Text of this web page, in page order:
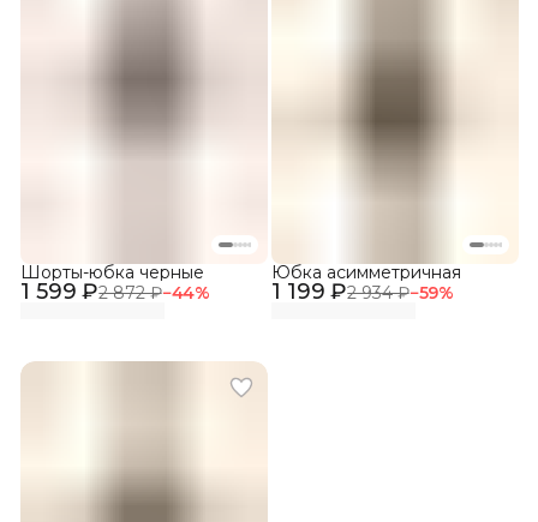
1 599 ₽2 872 ₽−44%
Шорты-юбка черные
1 199 ₽2 934 ₽−59%
Юбка асимметричная